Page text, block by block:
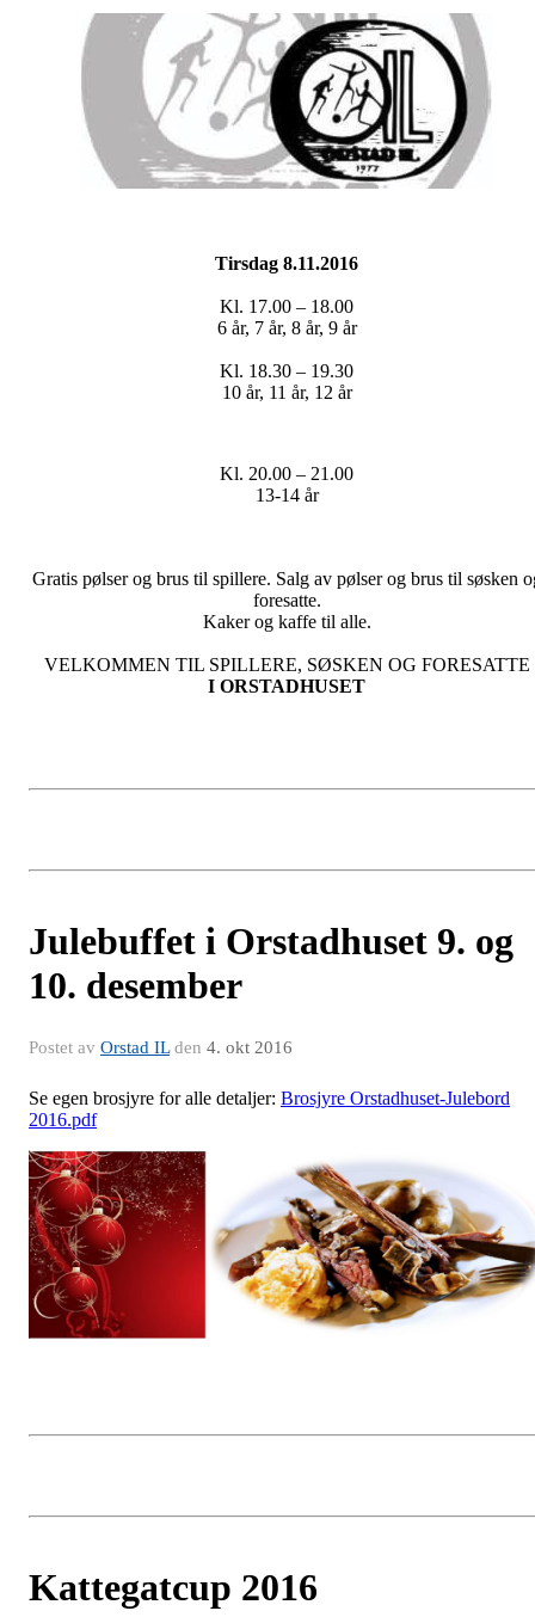
Tirsdag 8.11.2016
Kl. 17.00 – 18.00
6 år, 7 år, 8 år, 9 år
Kl. 18.30 – 19.30
10 år, 11 år, 12 år
Kl. 20.00 – 21.00
13-14 år
Gratis pølser og brus til spillere. Salg av pølser og brus til søsken
foresatte.
Kaker og kaffe til alle.
VELKOMMEN TIL SPILLERE, SØSKEN OG FORESATTE
I ORSTADHUSET
Julebuffet i Orstadhuset 9. og
10. desember
Postet av Orstad ILden 4. okt 2016
Se egen brosjyre for alle detaljer: Brosjyre Orstadhuset-Julebord
2016.pdf
Kattegatcup 2016